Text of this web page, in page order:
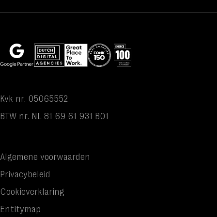
Kvk nr. 05065552
BTW nr. NL 81 69 61 931 B01
Algemene voorwaarden
Privacybeleid
Cookieverklaring
Entitymap